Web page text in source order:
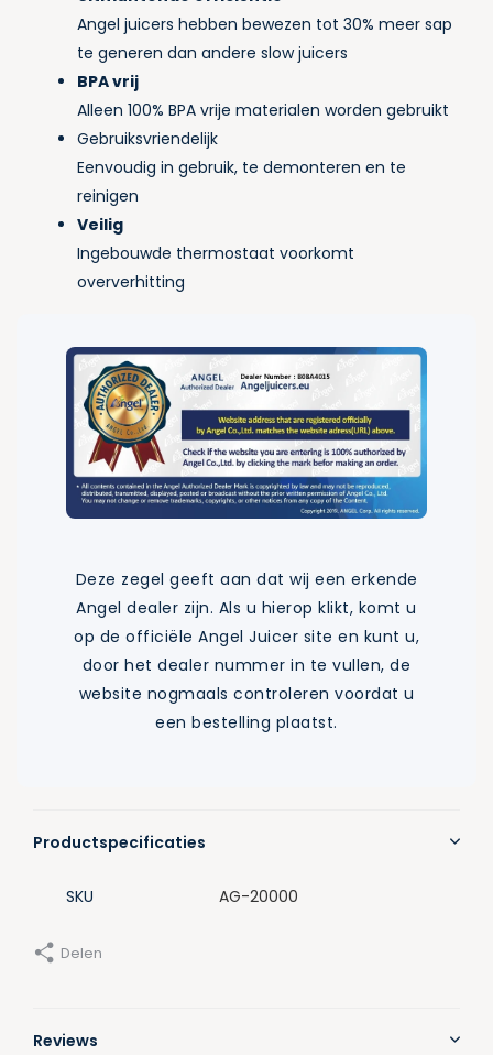
Angel juicers hebben bewezen tot 30% meer sap
te generen dan andere slow juicers
BPA vrij
Alleen 100% BPA vrije materialen worden gebruikt
Gebruiksvriendelijk
Eenvoudig in gebruik, te demonteren en te
reinigen
Veilig
Ingebouwde thermostaat voorkomt
oververhitting
Deze zegel geeft aan dat wij een erkende
Angel dealer zijn. Als u hierop klikt, komt u
op de officiële Angel Juicer site en kunt u,
door het dealer nummer in te vullen, de
website nogmaals controleren voordat u
een bestelling plaatst.
Productspecificaties
SKU AG-20000
Delen
Reviews